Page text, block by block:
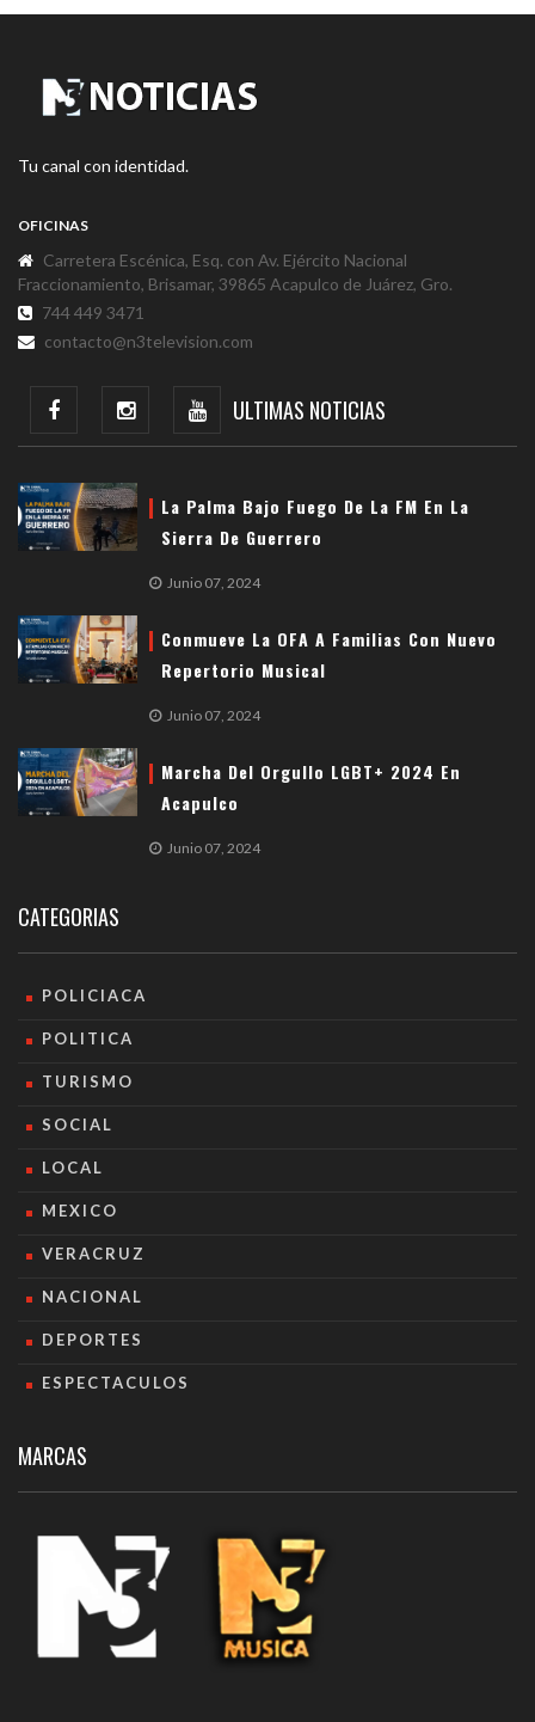
Tu canal con identidad.
OFICINAS
Carretera Escénica, Esq. con Av. Ejército Nacional
Fraccionamiento, Brisamar, 39865 Acapulco de Juárez, Gro.
744 449 3471
contacto@n3television.com
ULTIMAS NOTICIAS
La Palma Bajo Fuego De La FM En La
Sierra De Guerrero
Junio 07, 2024
Conmueve La OFA A Familias Con Nuevo
Repertorio Musical
Junio 07, 2024
Marcha Del Orgullo LGBT+ 2024 En
Acapulco
Junio 07, 2024
CATEGORIAS
POLICIACA
POLITICA
TURISMO
SOCIAL
LOCAL
MEXICO
VERACRUZ
NACIONAL
DEPORTES
ESPECTACULOS
MARCAS